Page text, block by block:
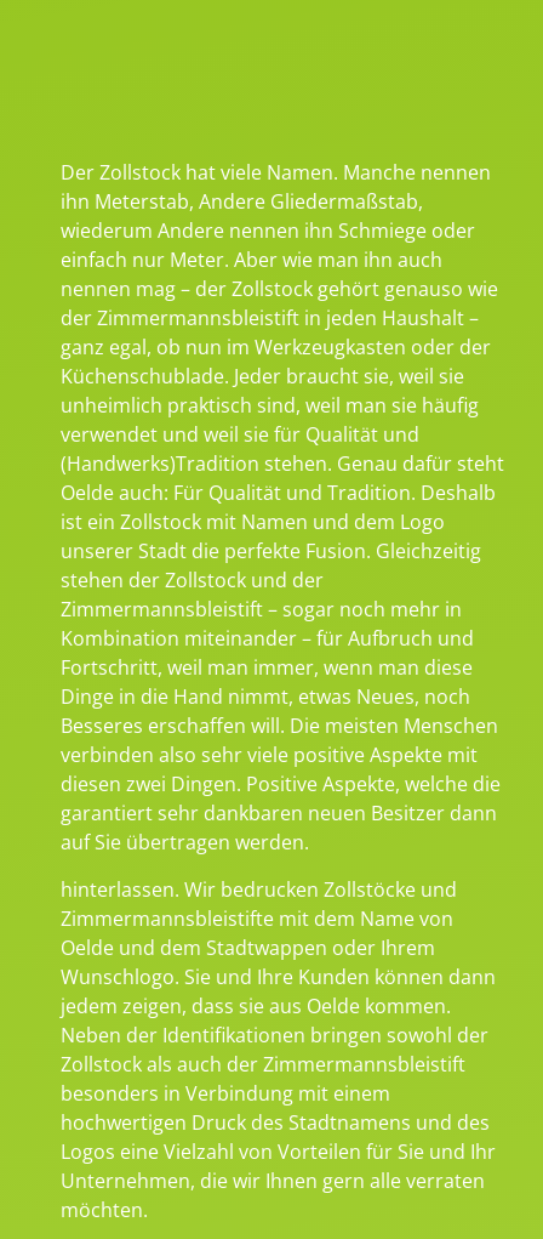
Der Zollstock hat viele Namen. Manche nennen
ihn Meterstab, Andere Gliedermaßstab,
wiederum Andere nennen ihn Schmiege oder
einfach nur Meter. Aber wie man ihn auch
nennen mag – der Zollstock gehört genauso wie
der Zimmermannsbleistift in jeden Haushalt –
ganz egal, ob nun im Werkzeugkasten oder der
Küchenschublade. Jeder braucht sie, weil sie
unheimlich praktisch sind, weil man sie häufig
verwendet und weil sie für Qualität und
(Handwerks)Tradition stehen. Genau dafür steht
Oelde auch: Für Qualität und Tradition. Deshalb
ist ein Zollstock mit Namen und dem Logo
unserer Stadt die perfekte Fusion. Gleichzeitig
stehen der Zollstock und der
Zimmermannsbleistift – sogar noch mehr in
Kombination miteinander – für Aufbruch und
Fortschritt, weil man immer, wenn man diese
Dinge in die Hand nimmt, etwas Neues, noch
Besseres erschaffen will. Die meisten Menschen
verbinden also sehr viele positive Aspekte mit
diesen zwei Dingen. Positive Aspekte, welche die
garantiert sehr dankbaren neuen Besitzer dann
auf Sie übertragen werden.
hinterlassen. Wir bedrucken Zollstöcke und
Zimmermannsbleistifte mit dem Name von
Oelde und dem Stadtwappen oder Ihrem
Wunschlogo. Sie und Ihre Kunden können dann
jedem zeigen, dass sie aus Oelde kommen.
Neben der Identifikationen bringen sowohl der
Zollstock als auch der Zimmermannsbleistift
besonders in Verbindung mit einem
hochwertigen Druck des Stadtnamens und des
Logos eine Vielzahl von Vorteilen für Sie und Ihr
Unternehmen, die wir Ihnen gern alle verraten
möchten.